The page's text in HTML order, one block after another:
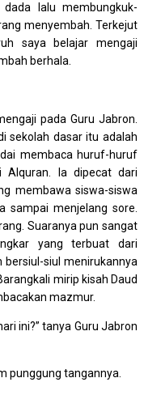
lalu membungkuk-
menyembah. Terkejut
saya belajar mengaji
berhala.
pada Guru Jabron.
sekolah dasar itu adalah
membaca huruf-huruf
Alquran. Ia dipecat dari
membawa siswa-siswa
sampai menjelang sore.
Suaranya pun sangat
yang terbuat dari
siul menirukannya
mirip kisah Daud
mazmur.
ini?” tanya Guru Jabron
punggung tangannya.